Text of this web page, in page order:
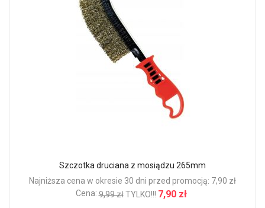
Szczotka druciana z mosiądzu 265mm
Najniższa cena w okresie 30 dni przed promocją: 7,90 zł
Cena: 9,99 zł TYLKO!!! 7,90 zł